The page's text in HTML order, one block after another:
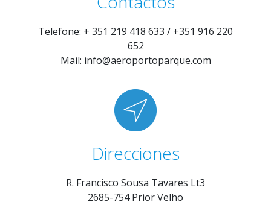
Telefone: + 351 219 418 633 / +351 916 220
652
Mail: info@aeroportoparque.com
Direcciones
R. Francisco Sousa Tavares Lt3
2685-754 Prior Velho